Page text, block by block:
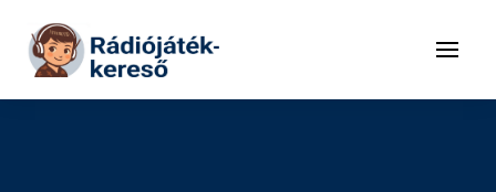
Tovább a tartalomhoz
Menü